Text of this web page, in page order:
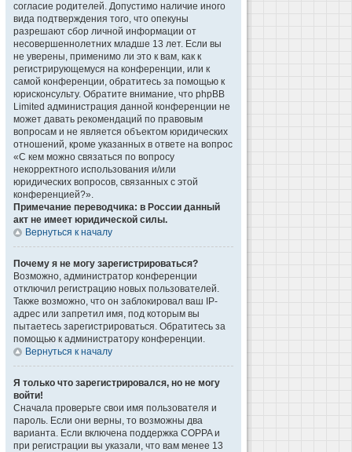
согласие родителей. Допустимо наличие иного
вида подтверждения того, что опекуны
разрешают сбор личной информации от
несовершеннолетних младше 13 лет. Если вы
не уверены, применимо ли это к вам, как к
регистрирующемуся на конференции, или к
самой конференции, обратитесь за помощью к
юрисконсульту. Обратите внимание, что phpBB
Limited администрация данной конференции не
может давать рекомендаций по правовым
вопросам и не является объектом юридических
отношений, кроме указанных в ответе на вопрос
«С кем можно связаться по вопросу
некорректного использования и/или
юридических вопросов, связанных с этой
конференцией?».
Примечание переводчика: в России данный
акт не имеет юридической силы.
Вернуться к началу
Почему я не могу зарегистрироваться?
Возможно, администратор конференции
отключил регистрацию новых пользователей.
Также возможно, что он заблокировал ваш IP-
адрес или запретил имя, под которым вы
пытаетесь зарегистрироваться. Обратитесь за
помощью к администратору конференции.
Вернуться к началу
Я только что зарегистрировался, но не могу
войти!
Сначала проверьте свои имя пользователя и
пароль. Если они верны, то возможны два
варианта. Если включена поддержка COPPA и
при регистрации вы указали, что вам менее 13